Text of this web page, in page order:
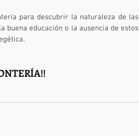
para descubrir la naturaleza de las
buena educación o la ausencia de estos